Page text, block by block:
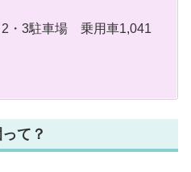
2・3駐車場 乗用車1,041
て？